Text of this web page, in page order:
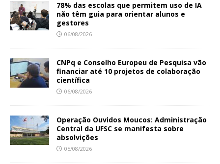
78% das escolas que permitem uso de IA
não têm guia para orientar alunos e
gestores
06/08/2026
CNPq e Conselho Europeu de Pesquisa vão
financiar até 10 projetos de colaboração
científica
06/08/2026
Operação Ouvidos Moucos: Administração
Central da UFSC se manifesta sobre
absolvições
05/08/2026